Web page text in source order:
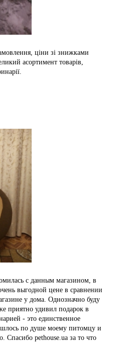
ціни зі знижками
асортимент товарів,
с данным магазином, в
выгодной цене в сравнении
у дома. Однозначно буду
приятно удивил подарок в
- это единственное
по душе моему питомцу и
Спасибо pethouse.ua за то что